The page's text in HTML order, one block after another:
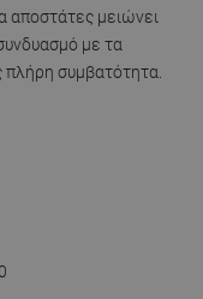
μειώνει
με τα
συμβατότητα.